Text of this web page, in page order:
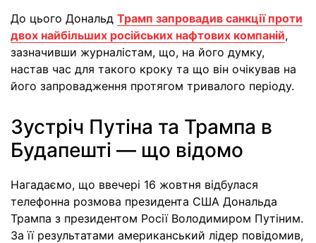
До цього Дональд Трамп запровадив санкції проти
двох найбільших російських нафтових компаній,
зазначивши журналістам, що, на його думку,
настав час для такого кроку та що він очікував на
його запровадження протягом тривалого періоду.
Зустріч Путіна та Трампа в
Будапешті — що відомо
Нагадаємо, що ввечері 16 жовтня відбулася
телефонна розмова президента США Дональда
Трампа з президентом Росії Володимиром Путіним.
За її результатами американський лідер повідомив,